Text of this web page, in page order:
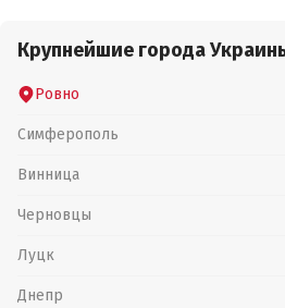
Крупнейшие города
Ровно
Симферополь
Винница
Черновцы
Луцк
Днепр